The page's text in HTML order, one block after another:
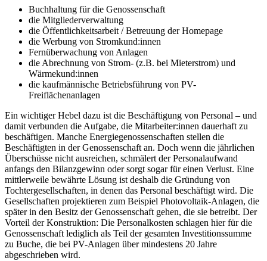
Buchhaltung für die Genossenschaft
die Mitgliederverwaltung
die Öffentlichkeitsarbeit / Betreuung der Homepage
die Werbung von Stromkund:innen
Fernüberwachung von Anlagen
die Abrechnung von Strom- (z.B. bei Mieterstrom) und
Wärmekund:innen
die kaufmännische Betriebsführung von PV-
Freiflächenanlagen
Ein wichtiger Hebel dazu ist die Beschäftigung von Personal – und
damit verbunden die Aufgabe, die Mitarbeiter:innen dauerhaft zu
beschäftigen. Manche Energiegenossenschaften stellen die
Beschäftigten in der Genossenschaft an. Doch wenn die jährlichen
Überschüsse nicht ausreichen, schmälert der Personalaufwand
anfangs den Bilanzgewinn oder sorgt sogar für einen Verlust. Eine
mittlerweile bewährte Lösung ist deshalb die Gründung von
Tochtergesellschaften, in denen das Personal beschäftigt wird. Die
Gesellschaften projektieren zum Beispiel Photovoltaik-Anlagen, die
später in den Besitz der Genossenschaft gehen, die sie betreibt. Der
Vorteil der Konstruktion: Die Personalkosten schlagen hier für die
Genossenschaft lediglich als Teil der gesamten Investitionssumme
zu Buche, die bei PV-Anlagen über mindestens 20 Jahre
abgeschrieben wird.